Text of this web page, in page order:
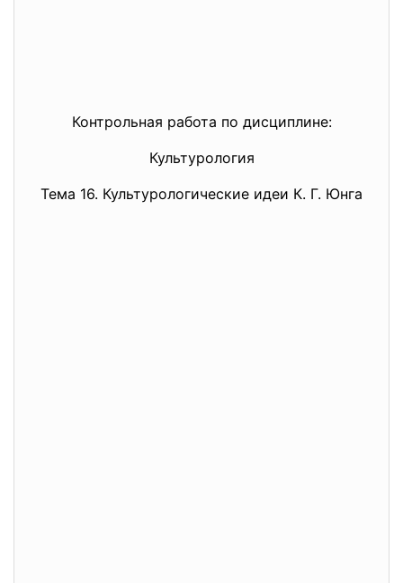
Контрольная работа по дисциплине:
Культурология
Тема 16. Культурологические идеи К. Г. Юнга